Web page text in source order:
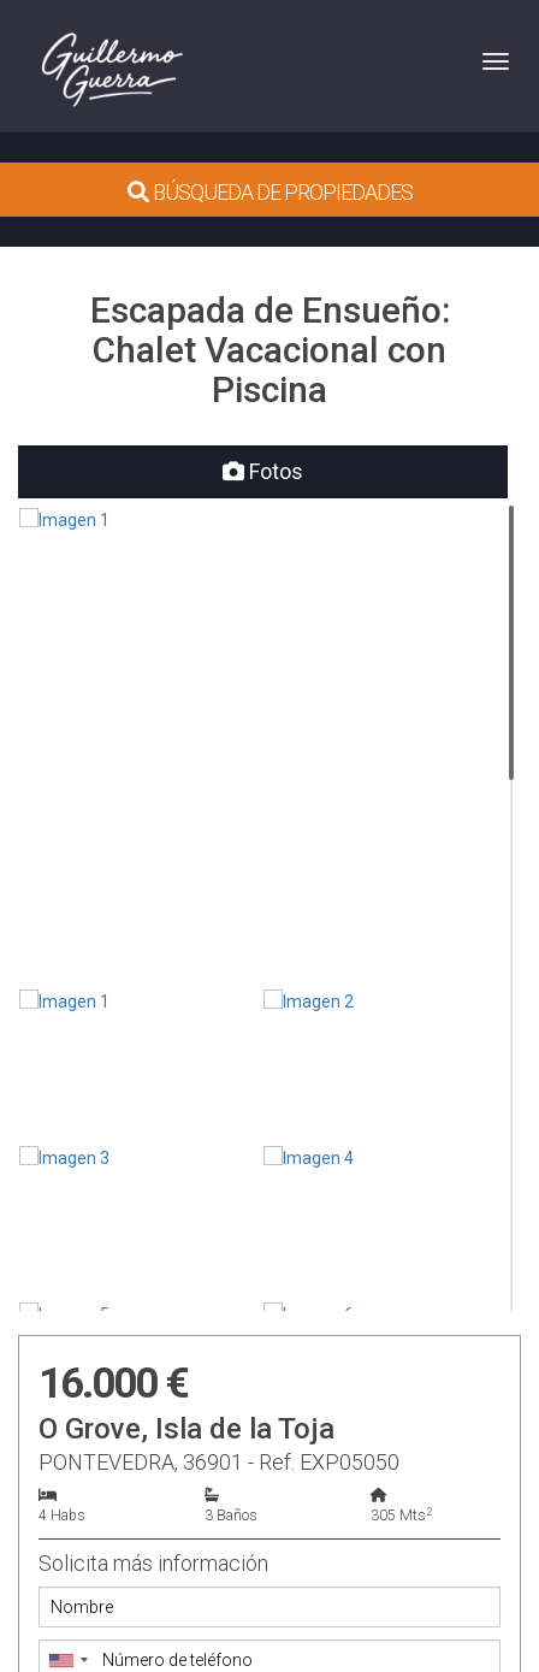
BÚSQUEDA DE PROPIEDADES
Escapada de Ensueño:
Chalet Vacacional con
Piscina
Fotos
16.000 €
O Grove, Isla de la Toja
PONTEVEDRA, 36901 - Ref. EXP05050
4 Habs 3 Baños 305 Mts2
Solicita más información